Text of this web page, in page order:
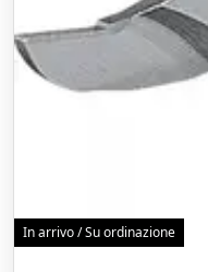
In arrivo / Su ordinazione